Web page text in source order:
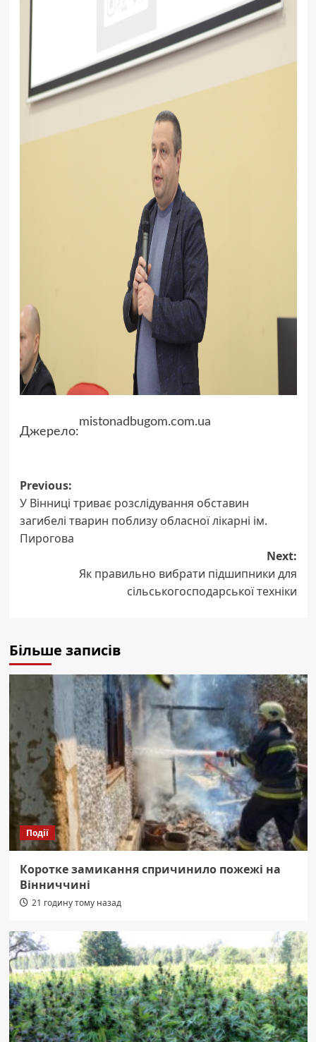
Джерело:
mistonadbugom.com.ua
Post
navigation
Previous:
У Вінниці триває розслідування обставин
загибелі тварин поблизу обласної лікарні ім.
Пирогова
Next:
Як правильно вибрати підшипники для
сільськогосподарської техніки
Більше записів
Події
Коротке замикання спричинило пожежі на
Вінниччині
21 годину тому назад